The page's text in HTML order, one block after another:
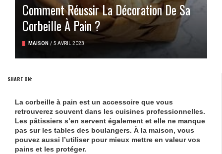
Comment Réussir La Décoration De Sa
Corbeille À Pain ?
MAISON / 5 AVRIL 2023
SHARE ON:
La corbeille à pain est un accessoire que vous
retrouverez souvent dans les cuisines professionnelles.
Les pâtissiers s’en servent également et elle ne manque
pas sur les tables des boulangers. À la maison, vous
pouvez aussi l’utiliser pour mieux mettre en valeur vos
pains et les protéger.